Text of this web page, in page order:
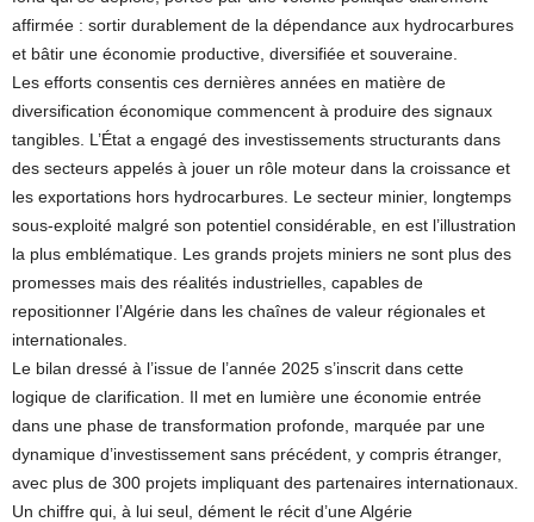
affirmée : sortir durablement de la dépendance aux hydrocarbures
et bâtir une économie productive, diversifiée et souveraine.
Les efforts consentis ces dernières années en matière de
diversification économique commencent à produire des signaux
tangibles. L’État a engagé des investissements structurants dans
des secteurs appelés à jouer un rôle moteur dans la croissance et
les exportations hors hydrocarbures. Le secteur minier, longtemps
sous-exploité malgré son potentiel considérable, en est l’illustration
la plus emblématique. Les grands projets miniers ne sont plus des
promesses mais des réalités industrielles, capables de
repositionner l’Algérie dans les chaînes de valeur régionales et
internationales.
Le bilan dressé à l’issue de l’année 2025 s’inscrit dans cette
logique de clarification. Il met en lumière une économie entrée
dans une phase de transformation profonde, marquée par une
dynamique d’investissement sans précédent, y compris étranger,
avec plus de 300 projets impliquant des partenaires internationaux.
Un chiffre qui, à lui seul, dément le récit d’une Algérie